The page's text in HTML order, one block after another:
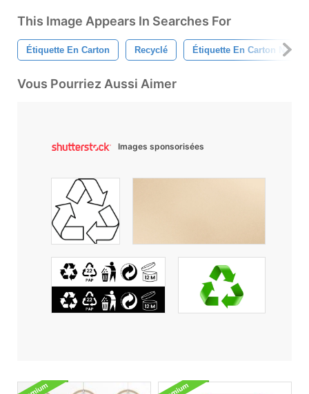
This Image Appears In Searches For
Étiquette En Carton Recyclé Étiquette En Carton Naturel
Vous Pourriez Aussi Aimer
Images sponsorisées